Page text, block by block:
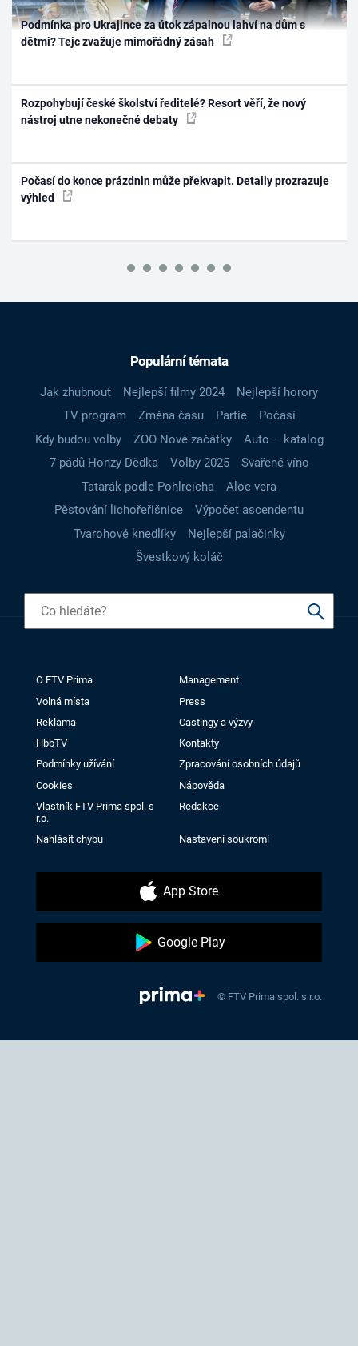
Podmínka pro Ukrajince za útok zápalnou lahví na dům s
dětmi? Tejc zvažuje mimořádný zásah
Rozpohybují české školství ředitelé? Resort věří, že nový
nástroj utne nekonečné debaty
Počasí do konce prázdnin může překvapit. Detaily prozrazuje
výhled
Populární témata
Jak zhubnout Nejlepší filmy 2024
Nejlepší horory
TV program
Změna času Partie
Počasí
Kdy budou volby
ZOO Nové začátky
Auto – katalog
7 pádů Honzy Dědka
Volby 2025
Svařené víno
Tatarák podle Pohlreicha
Aloe vera
Pěstování lichořeřišnice
Výpočet ascendentu
Tvarohové knedlíky
Nejlepší palačinky
Švestkový koláč
O FTV Prima
Management
Volná místa
Press
Reklama
Castingy a výzvy
HbbTV
Kontakty
Podmínky užívání
Zpracování osobních údajů
Cookies
Nápověda
Vlastník FTV Prima spol. s
r.o.
Redakce
Nahlásit chybu Nastavení soukromí
App Store
Google Play
© FTV Prima spol. s r.o.